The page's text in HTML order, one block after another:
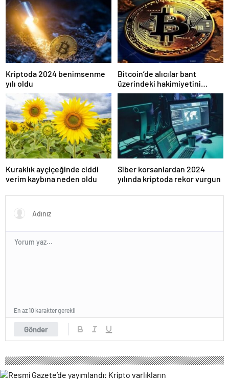
Kriptoda 2024 benimsenme
yılı oldu
Bitcoin’de alıcılar bant
üzerindeki hakimiyetini
kaybetti
Kuraklık ayçiçeğinde ciddi
verim kaybına neden oldu
Siber korsanlardan 2024
yılında kriptoda rekor vurgun
Gönder
En az 10 karakter gerekli